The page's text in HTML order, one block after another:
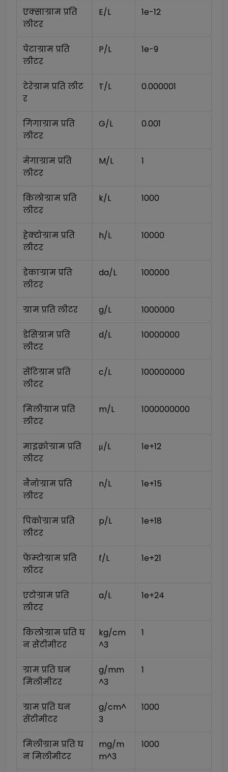
एक्साग्राम प्रति
लीटर
E/L 1e-12
पेटाग्राम प्रति
लीटर
P/L 1e-9
टेरेग्राम प्रति लीट
र
T/L 0.000001
गिगाग्राम प्रति
लीटर
G/L 0.001
मेगाग्राम प्रति
लीटर
M/L 1
किलोग्राम प्रति
लीटर
k/L 1000
हेक्टोग्राम प्रति
लीटर
h/L 10000
डेकाग्राम प्रति
लीटर
da/L 100000
ग्राम प्रति लीटर g/L 1000000
डेसिग्राम प्रति
लीटर
d/L 10000000
सेंटिग्राम प्रति
लीटर
c/L 100000000
मिलीग्राम प्रति
लीटर
m/L 1000000000
माइक्रोग्राम प्रति
लीटर
μ/L 1e+12
नैनोग्राम प्रति
लीटर
n/L 1e+15
पिकोग्राम प्रति
लीटर
p/L 1e+18
फेम्टोग्राम प्रति
लीटर
f/L 1e+21
एटोग्राम प्रति
लीटर
a/L 1e+24
किलोग्राम प्रति घ
न सेंटीमीटर
kg/cm
^3
1
ग्राम प्रति घन
मिलीमीटर
g/mm
^3
1
ग्राम प्रति घन
सेंटीमीटर
g/cm^
3
1000
मिलीग्राम प्रति घ
न मिलीमीटर
mg/m
m^3
1000